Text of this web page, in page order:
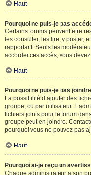
Haut
Pourquoi ne puis-je pas
Certains forums peuvent être
les consulter, les lire, y poster,
rapportant. Seuls les
accorder ces accès, vous
Haut
Pourquoi ne puis-je pas
La possibilité d’ajouter des
groupe, ou par utilisateur.
fichiers joints pour le forum
groupe peut en joindre.
pourquoi vous ne pouvez pas
Haut
Pourquoi ai-je reçu un
Chaque administrateur a son